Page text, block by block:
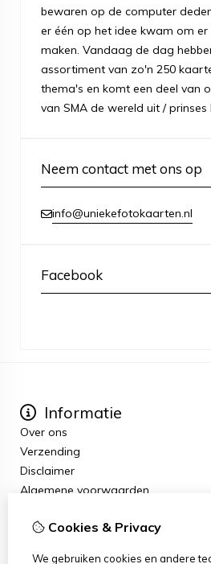
bewaren op de computer
er één op het idee kwam om
maken. Vandaag de dag
assortiment van zo'n 250
thema's en komt een deel van
van SMA de wereld uit / prinses
Neem contact met ons op
info@uniekefotokaarten.nl
Facebook
Informatie
Over ons
Verzending
Disclaimer
Algemene voorwaarden
Cadeaubon
Cookies & Privacy
We gebruiken cookies en andere